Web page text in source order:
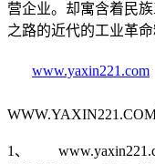
营企业。却寓含着民
之路的近代的工业革
www.yaxin221.com
1、